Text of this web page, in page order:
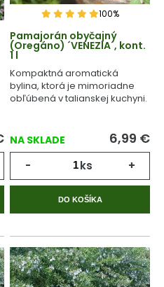
100%
Pamajorán obyčajný
(Oregáno) ´VENEZIA´, kont.
1 l
Kompaktná aromatická
bylina, ktorá je mimoriadne
obľúbená v talianskej kuchyni.
NA SKLADE 6,99 €
- ks +
DO KOŠÍKA